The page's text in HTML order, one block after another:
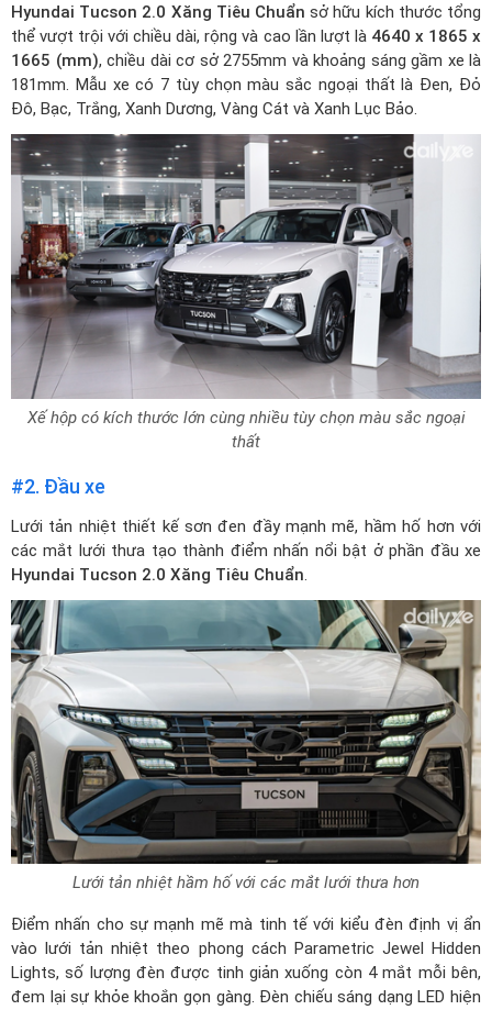
Hyundai Tucson 2.0 Xăng Tiêu Chuẩn sở hữu kích thước tổng
thể vượt trội với chiều dài, rộng và cao lần lượt là 4640 x 1865 x
1665 (mm), chiều dài cơ sở 2755mm và khoảng sáng gầm xe là
181mm. Mẫu xe có 7 tùy chọn màu sắc ngoại thất là Đen, Đỏ
Đô, Bạc, Trắng, Xanh Dương, Vàng Cát và Xanh Lục Bảo.
Xế hộp có kích thước lớn cùng nhiều tùy chọn màu sắc ngoại
thất
#2. Đầu xe
Lưới tản nhiệt thiết kế sơn đen đầy mạnh mẽ, hầm hố hơn với
các mắt lưới thưa tạo thành điểm nhấn nổi bật ở phần đầu xe
Hyundai Tucson 2.0 Xăng Tiêu Chuẩn
Lưới tản nhiệt hầm hố với các mắt lưới thưa hơn
Điểm nhấn cho sự mạnh mẽ mà tinh tế với kiểu đèn định vị ẩn
vào lưới tản nhiệt theo phong cách Parametric Jewel Hidden
Lights, số lượng đèn được tinh giản xuống còn 4 mắt mỗi bên,
đem lại sự khỏe khoắn gọn gàng. Đèn chiếu sáng dạng LED hiện